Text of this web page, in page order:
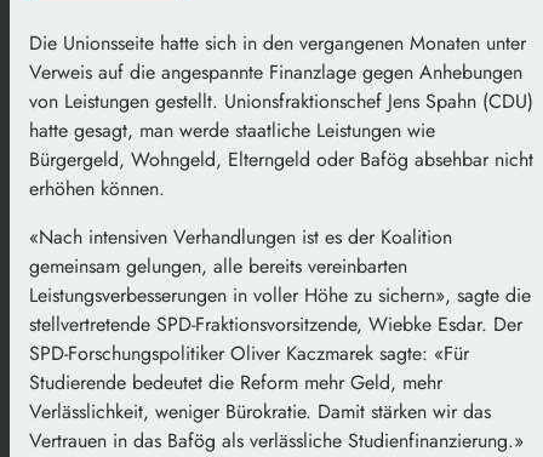
Die Unionsseite hatte sich in den vergangenen Monaten unter
Verweis auf die angespannte Finanzlage gegen Anhebungen
von Leistungen gestellt. Unionsfraktionschef Jens Spahn (CDU)
hatte gesagt, man werde staatliche Leistungen wie
Bürgergeld, Wohngeld, Elterngeld oder Bafög absehbar nicht
erhöhen können.
«Nach intensiven Verhandlungen ist es der Koalition
gemeinsam gelungen, alle bereits vereinbarten
Leistungsverbesserungen in voller Höhe zu sichern», sagte die
stellvertretende SPD-Fraktionsvorsitzende, Wiebke Esdar. Der
SPD-Forschungspolitiker Oliver Kaczmarek sagte: «Für
Studierende bedeutet die Reform mehr Geld, mehr
Verlässlichkeit, weniger Bürokratie. Damit stärken wir das
Vertrauen in das Bafög als verlässliche Studienfinanzierung.»